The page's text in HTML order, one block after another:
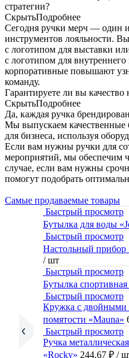
стратегии?
СкрытьПодробнее
Сегодня ручки мерч — один
инструментов лояльности.
с логотипом для выставки
с логотипом для
корпоративные повышают
команду.
Гарантируете ли вы качество
СкрытьПодробнее
Да, каждая ручка
Мы выпускаем качественные
для бизнеса, используя
Если вам нужны ручки для
мероприятий, мы обеспечим
случае, если вам нужны
помогут подобрать
Самые продаваемые товары
Быстрый просмотр
Бутылка для воды
Быстрый просмотр
Настольный прибор
/ шт
Быстрый просмотр
Бутылка
Быстрый просмотр
Кружка с двойными
помятости «Mauna»
Быстрый просмотр
Ручка
«Rocky» 244.67 ₽ /